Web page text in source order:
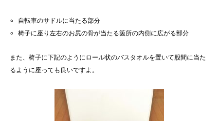
自転車のサドルに当たる部分
椅子に座り左右のお尻の骨が当たる箇所の内側に広がる部分
また、椅子に下記のようにロール状のバスタオルを置いて股間に当た
るように座っても良いですよ。